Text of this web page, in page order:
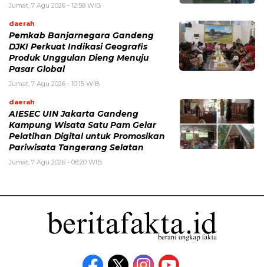
Jumat, 7 Agu 2026 - 12:58 WIB
daerah
Pemkab Banjarnegara Gandeng
DJKI Perkuat Indikasi Geografis
Produk Unggulan Dieng Menuju
Pasar Global
Jumat, 7 Agu 2026 - 10:15 WIB
daerah
AIESEC UIN Jakarta Gandeng
Kampung Wisata Satu Pam Gelar
Pelatihan Digital untuk Promosikan
Pariwisata Tangerang Selatan
Jumat, 7 Agu 2026 - 08:20 WIB